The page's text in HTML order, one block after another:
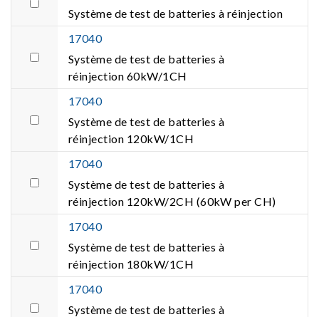
Système de test de batteries à réinjection
17040
Système de test de batteries à
réinjection 60kW/1CH
17040
Système de test de batteries à
réinjection 120kW/1CH
17040
Système de test de batteries à
réinjection 120kW/2CH (60kW per CH)
17040
Système de test de batteries à
réinjection 180kW/1CH
17040
Système de test de batteries à